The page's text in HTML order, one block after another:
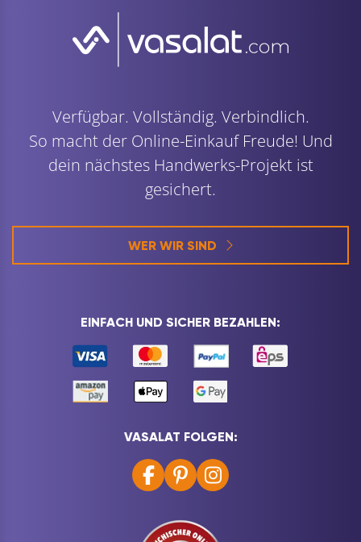
Verfügbar. Vollständig. Verbindlich.
So macht der Online-Einkauf Freude! Und
dein nächstes Handwerks-Projekt ist
gesichert.
WER WIR SIND
EINFACH UND SICHER BEZAHLEN:
VASALAT FOLGEN: